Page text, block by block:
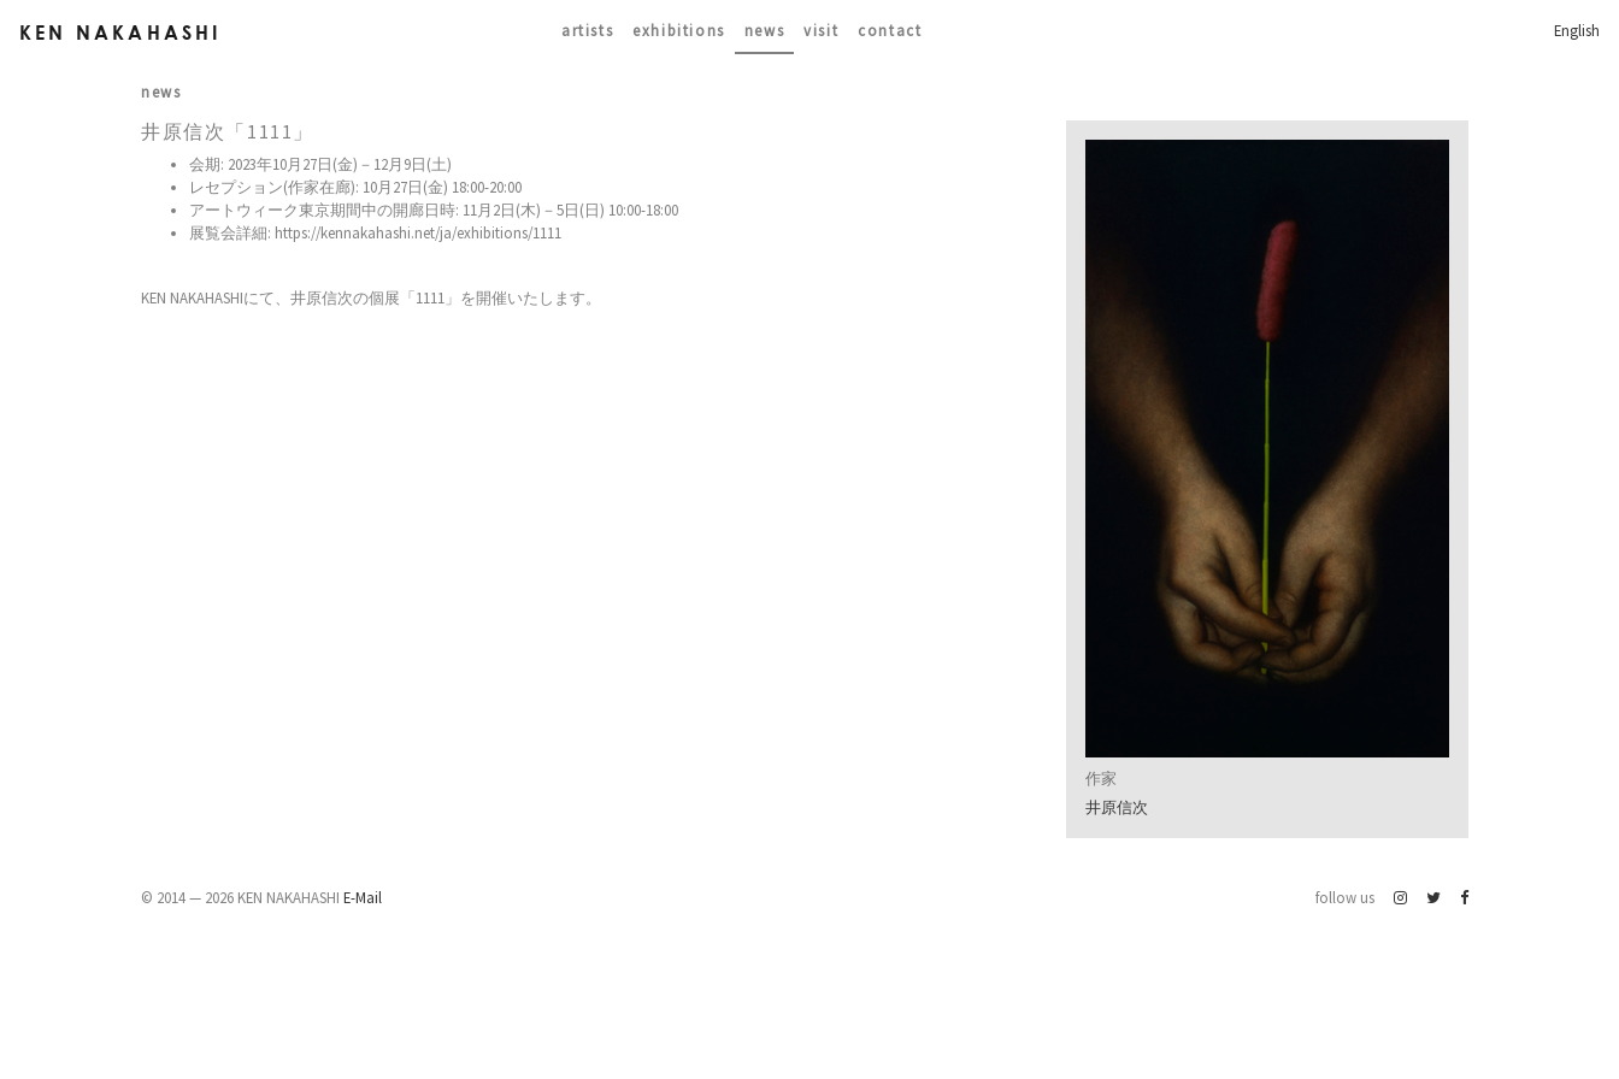
KEN NAKAHASHI artists exhibitions news visit contact English
news
井原信次「1111」
会期: 2023年10月27日(金)－12月9日(土)
レセプション(作家在廊): 10月27日(金) 18:00-20:00
アートウィーク東京期間中の開廊日時: 11月2日(木)－5日(日) 10:00-18:00
展覧会詳細: https://kennakahashi.net/ja/exhibitions/1111
KEN NAKAHASHIにて、井原信次の個展「1111」を開催いたします。
作家
井原信次
© 2014 — 2026 KEN NAKAHASHI E-Mail follow us